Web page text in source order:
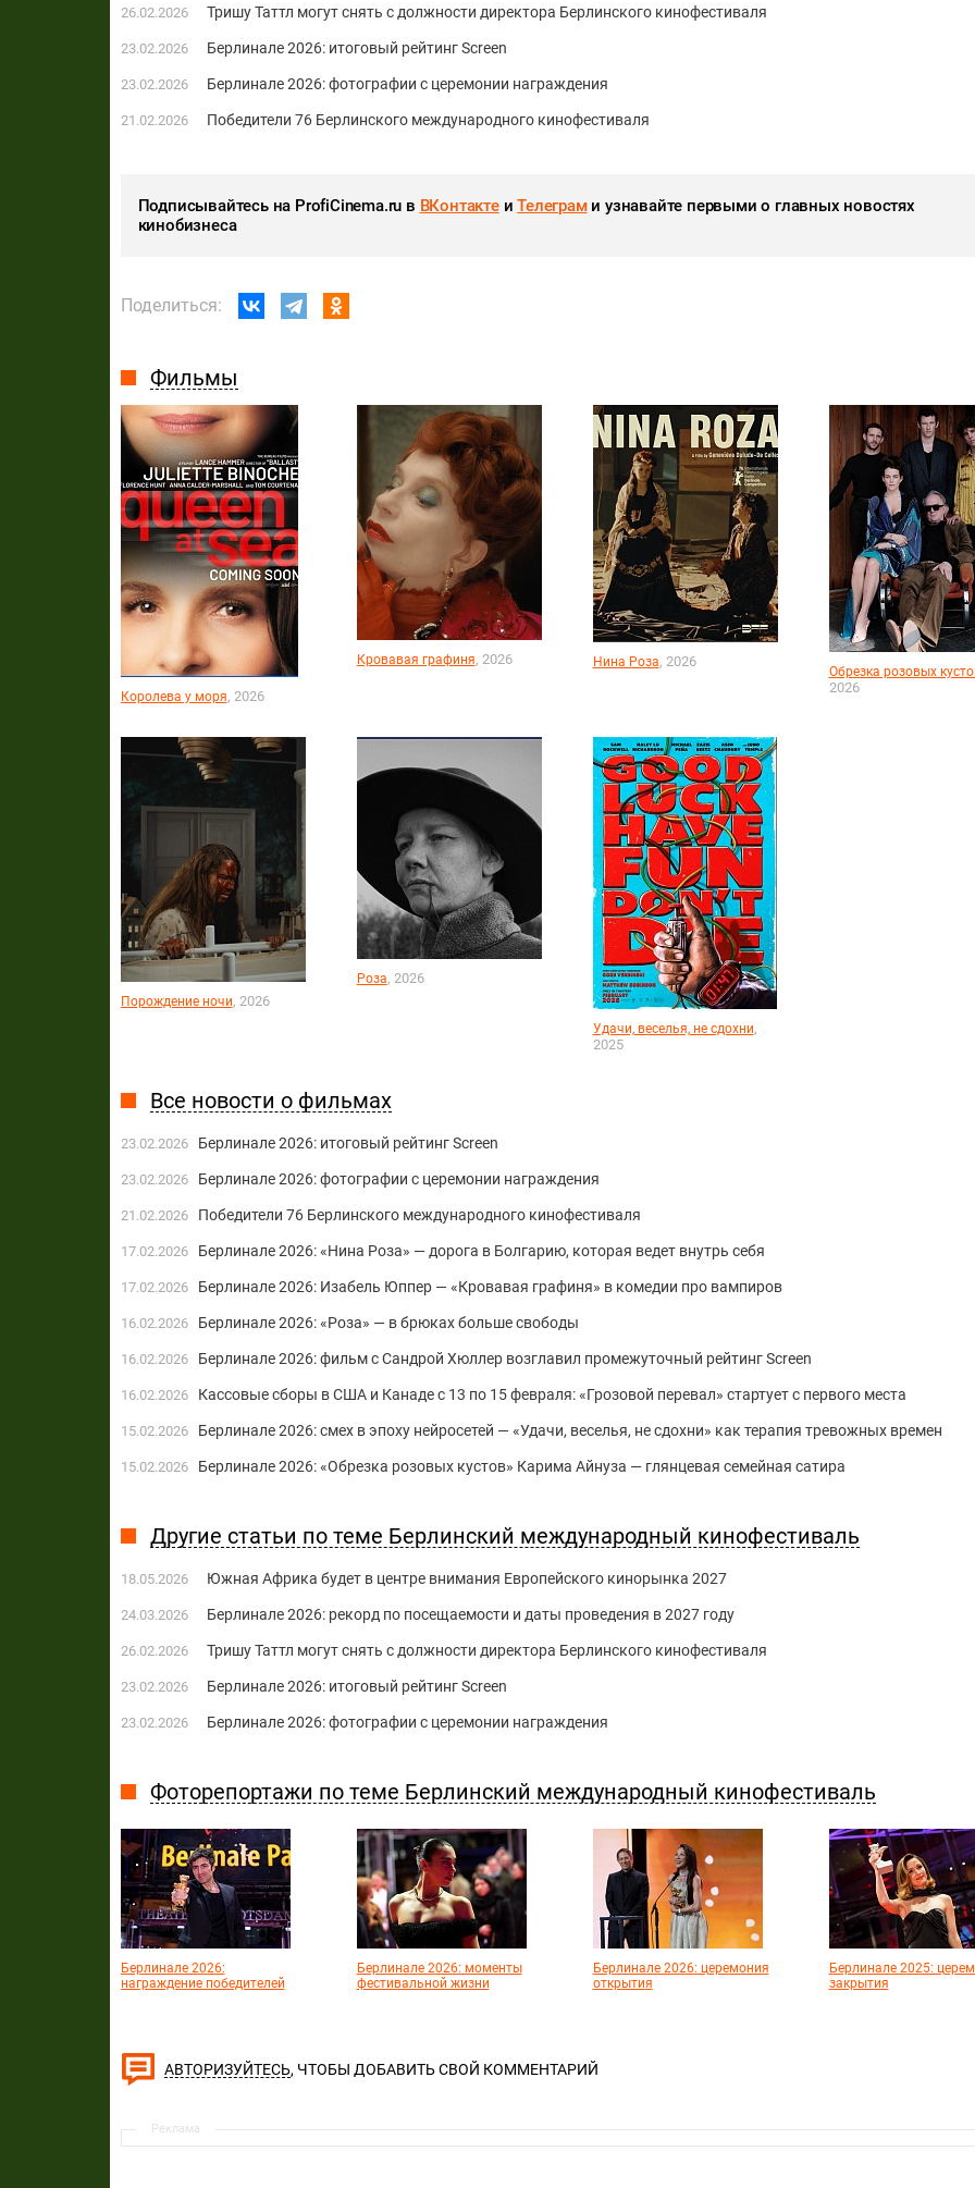
26.02.2026 Тришу Таттл могут снять с должности директора Берлинского кинофестиваля
23.02.2026 Берлинале 2026: итоговый рейтинг Screen
23.02.2026 Берлинале 2026: фотографии с церемонии награждения
21.02.2026 Победители 76 Берлинского международного кинофестиваля
Подписывайтесь на ProfiCinema.ru в ВКонтактеиТелеграми узнавайте первыми о главных новостях
кинобизнеса
Поделиться:
Фильмы
Королева у моря, 2026
Кровавая графиня, 2026 Нина Роза, 2026
Обрезка розовых
2026
Порождение ночи, 2026
Роза, 2026
Удачи, веселья, не сдохни,
2025
Все новости о фильмах
23.02.2026 Берлинале 2026: итоговый рейтинг Screen
23.02.2026 Берлинале 2026: фотографии с церемонии награждения
21.02.2026 Победители 76 Берлинского международного кинофестиваля
17.02.2026 Берлинале 2026: «Нина Роза» — дорога в Болгарию, которая ведет внутрь себя
17.02.2026 Берлинале 2026: Изабель Юппер — «Кровавая графиня» в комедии про вампиров
16.02.2026 Берлинале 2026: «Роза» — в брюках больше свободы
16.02.2026 Берлинале 2026: фильм с Сандрой Хюллер возглавил промежуточный рейтинг Screen
16.02.2026 Кассовые сборы в США и Канаде с 13 по 15 февраля: «Грозовой перевал» стартует с первого места
15.02.2026 Берлинале 2026: смех в эпоху нейросетей — «Удачи, веселья, не сдохни» как терапия тревожных времен
15.02.2026 Берлинале 2026: «Обрезка розовых кустов» Карима Айнуза — глянцевая семейная сатира
Другие статьи по теме Берлинский международный кинофестиваль
18.05.2026 Южная Африка будет в центре внимания Европейского кинорынка 2027
24.03.2026 Берлинале 2026: рекорд по посещаемости и даты проведения в 2027 году
26.02.2026 Тришу Таттл могут снять с должности директора Берлинского кинофестиваля
23.02.2026 Берлинале 2026: итоговый рейтинг Screen
23.02.2026 Берлинале 2026: фотографии с церемонии награждения
Фоторепортажи по теме Берлинский международный кинофестиваль
Берлинале 2026:
награждение победителей
Берлинале 2026: моменты
фестивальной жизни
Берлинале 2026: церемония
открытия
Берлинале 2025:
закрытия
АВТОРИЗУЙТЕСЬ, ЧТОБЫ ДОБАВИТЬ СВОЙ КОММЕНТАРИЙ
Реклама